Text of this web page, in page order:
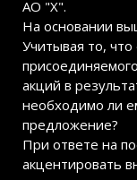
АО "X".
На основании
Учитывая то,
акций в
необходимо ли
предложение?
При ответе на
акцентировать